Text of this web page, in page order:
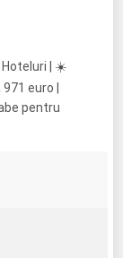
Hoteluri | ☀️
euro |
pentru